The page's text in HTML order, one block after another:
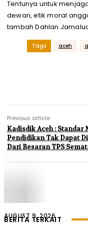
Tentunya untuk
dewan, etik moral
tambah Dahlan
Tags aceh
Previous article
Kadisdik Aceh : Standar
Pendidikan Tak Dapat
Dari Besaran TPS
BERITA TERKAIT
AUGUST 9, 2026